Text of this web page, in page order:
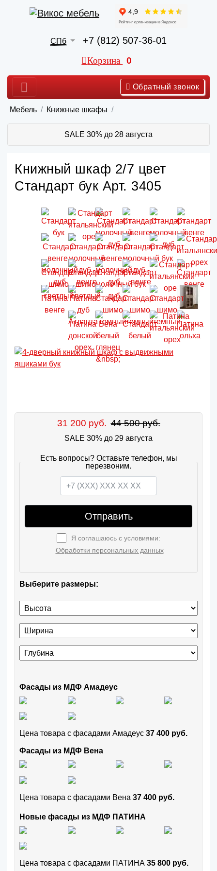
СПб +7 (812) 507-36-01
Корзина 0
Обратный звонок
Мебель Книжные шкафы
SALE 30% до 28 августа
Книжный шкаф 2/7 цвет
Стандарт бук Арт. 3405
31 200 руб. 44 500 руб.
SALE 30% до 29 августа
Есть вопросы? Оставьте телефон, мы
перезвоним.
Отправить
Я соглашаюсь с условиями:
Обработки персональных данных
Выберите размеры:
Фасады из МДФ Амадеус
Цена товара с фасадами Амадеус 37 400 руб.
Фасады из МДФ Вена
Цена товара с фасадами Вена 37 400 руб.
Новые фасады из МДФ ПАТИНА
Цена товара с фасадами ПАТИНА 35 800 руб.